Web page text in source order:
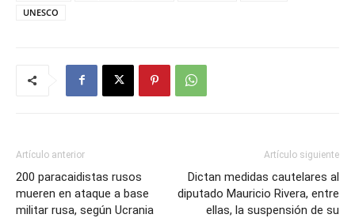
UNESCO
Artículo anterior
200 paracaidistas rusos
mueren en ataque a base
militar rusa, según Ucrania
Artículo siguiente
Dictan medidas cautelares al
diputado Mauricio Rivera, entre
ellas, la suspensión de su